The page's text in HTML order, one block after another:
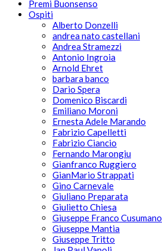
Premi Buonsenso
Ospiti
Alberto Donzelli
andrea nato castellani
Andrea Stramezzi
Antonio Ingroia
Arnold Ehret
barbara banco
Dario Spera
Domenico Biscardi
Emiliano Moroni
Ernesta Adele Marando
Fabrizio Capelletti
Fabrizio Ciancio
Fernando Marongiu
Gianfranco Ruggiero
GianMario Strappati
Gino Carnevale
Giuliano Preparata
Giulietto Chiesa
Giuseppe Franco Cusumano
Giuseppe Mantia
Giuseppe Tritto